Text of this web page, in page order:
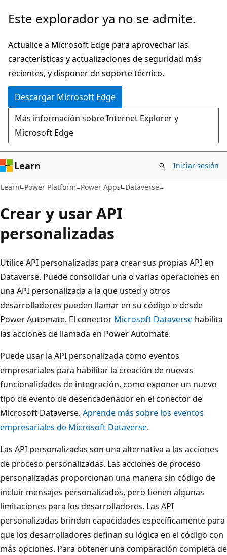
Ir
contenido
principal
Este explorador ya no se admite.
Actualice a Microsoft Edge para aprovechar las
características y actualizaciones de seguridad más
recientes, y disponer de soporte técnico.
Descargar Microsoft Edge
Más información sobre Internet Explorer y
Microsoft Edge
Learn Iniciar sesión
Learn Power Platform Power Apps Dataverse
Crear y usar API
personalizadas
Utilice API personalizadas para crear sus propias API en
Dataverse. Puede consolidar una o varias operaciones en
una API personalizada a la que usted y otros
desarrolladores pueden llamar en su código o desde
Power Automate. El conector Microsoft Dataverse habilita
las acciones de llamada en Power Automate.
Puede usar la API personalizada como eventos
empresariales para habilitar la creación de nuevas
funcionalidades de integración, como exponer un nuevo
tipo de evento de desencadenador en el conector de
Microsoft Dataverse. Aprende más sobre los eventos
empresariales de Microsoft Dataverse.
Las API personalizadas son una alternativa a las acciones
de proceso personalizadas. Las acciones de proceso
personalizadas proporcionan una manera sin código de
incluir mensajes personalizados, pero tienen algunas
limitaciones para los desarrolladores. Las API
personalizadas brindan capacidades específicamente para
que los desarrolladores definan su lógica en el código con
más opciones. Para obtener una comparación completa de